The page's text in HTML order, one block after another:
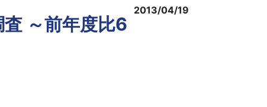
～前年度比6
2013/04/19